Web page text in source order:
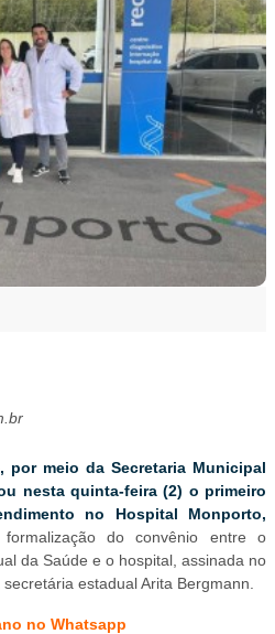
por meio da Secretaria Municipal
nesta quinta-feira (2) o primeiro
no Hospital Monporto,
do convênio entre o
da Saúde e o hospital, assinada no
estadual Arita Bergmann.
no Whatsapp